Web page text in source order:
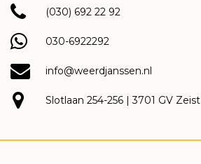
(030) 692 22 92
030-6922292
info@weerdjanssen.nl
Slotlaan 254-256 | 3701 GV Zeist